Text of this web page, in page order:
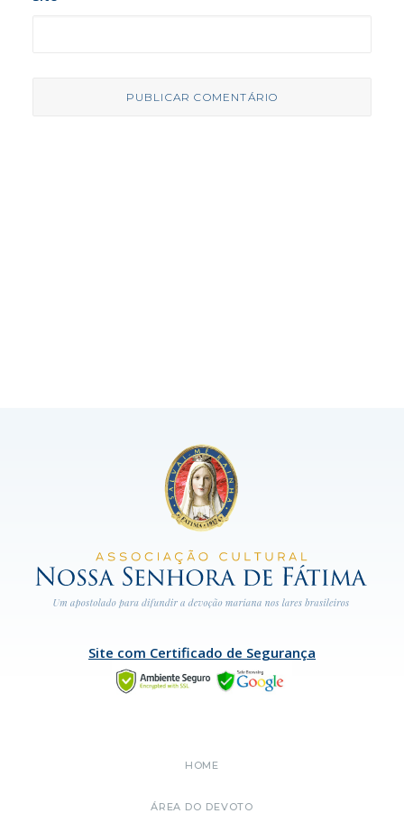
Site com Certificado de Segurança
HOME
ÁREA DO DEVOTO